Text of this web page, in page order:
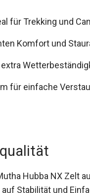
für Trekking und
Komfort und
für einfache
Hubba NX Zelt
Stabilität und